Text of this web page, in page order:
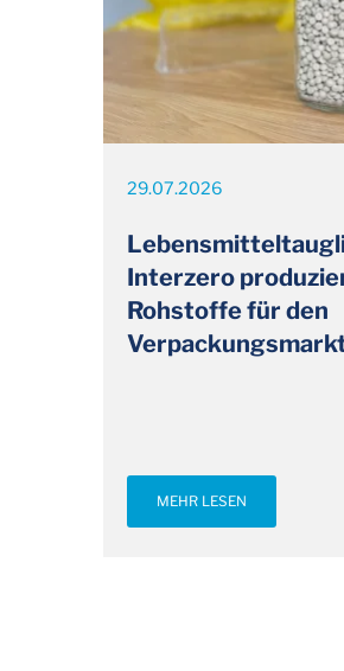
29.07.2026
Interzero
Rohstoffe für den
MEHR LESEN